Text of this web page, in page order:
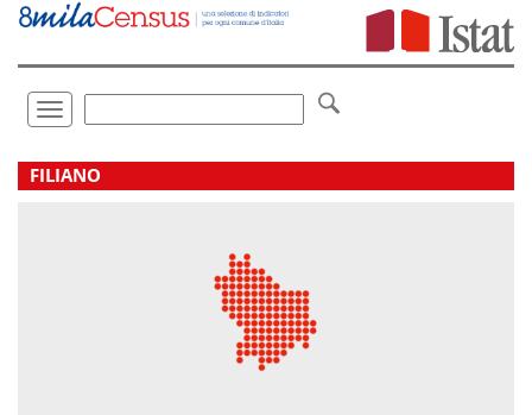
Vai
direttamente
Toggle
navigation
.
FILIANO